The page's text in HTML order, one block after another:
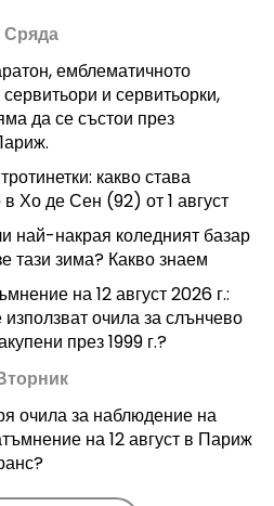
Сряда
емблематичното
и сервитьорки,
да се състои през
какво става
Хо де Сен (92) от 1 август
най-накрая коледният базар
тази зима? Какво знаем
на 12 август 2026 г.:
очила за слънчево
през 1999 г.?
очила за наблюдение на
на 12 август в Париж